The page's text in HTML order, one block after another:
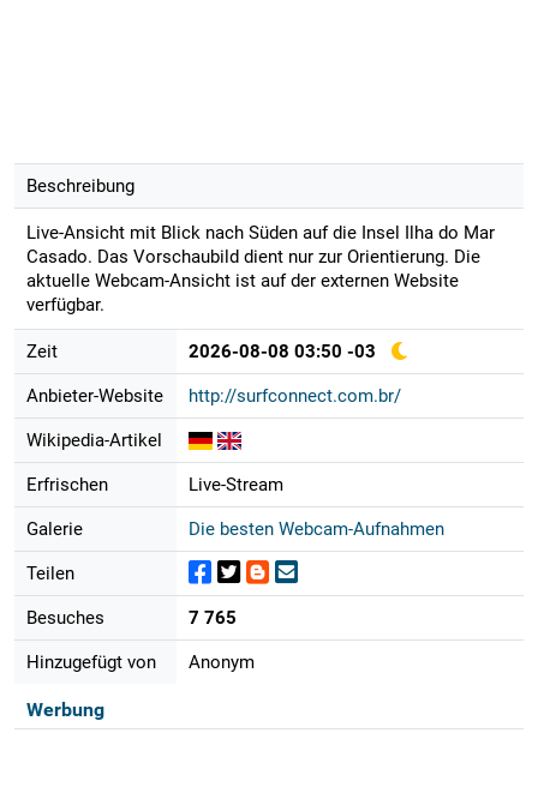
Beschreibung
Live-Ansicht mit Blick nach Süden auf die Insel Ilha do Mar
Casado. Das Vorschaubild dient nur zur Orientierung. Die
aktuelle Webcam-Ansicht ist auf der externen Website
verfügbar.
Zeit 2026-08-08 03:50 -03
Anbieter-Website http://surfconnect.com.br/
Wikipedia-Artikel
Erfrischen Live-Stream
Galerie Die besten Webcam-Aufnahmen
Teilen
Besuches 7 765
Hinzugefügt von Anonym
Werbung